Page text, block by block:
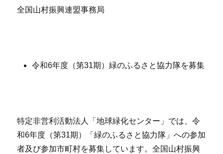
全国山村振興連盟事務局
令和6年度（第31期）緑のふるさと協力隊を募集
特定非営利活動法人「地球緑化センター」では、令
和6年度（第31期）「緑のふるさと協力隊」への参加
者及び参加市町村を募集しています。全国山村振興